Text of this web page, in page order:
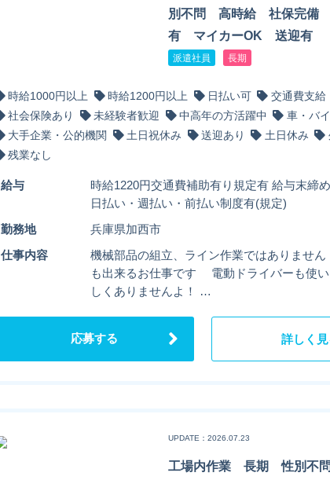
別不問 高時給 社保完備
有 マイカーOK 送迎有
派遣社員 長期
時給1000円以上 時給1200円以上 日払い可
交通費支給
社会保険あり
未経験者歓迎 中高年の方活躍中
車・バ
大手企業・公的機関
土日祝休み 送迎あり 土日休み
残業なし
給与
時給1220円交通費補助有り規定有 給与末締
日払い・週払い・前払い制度有(規定)
勤務地 兵庫県加西市
仕事内容
機械部品の組立、ライン作業ではありませ
も出来るお仕事です 電動ドライバーも使
しくありませんよ！ …
応募する 詳しく
UPDATE：2026.07.23
工場内作業 長期 性別不